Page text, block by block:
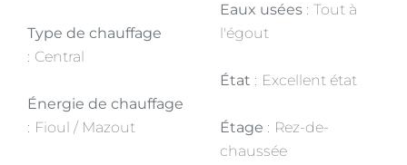
Type de chauffage
Central
Énergie de chauffage
Fioul / Mazout
Eaux usées
Tout à
l'égout
État Excellent état
Étage
Rez-de-
chaussée